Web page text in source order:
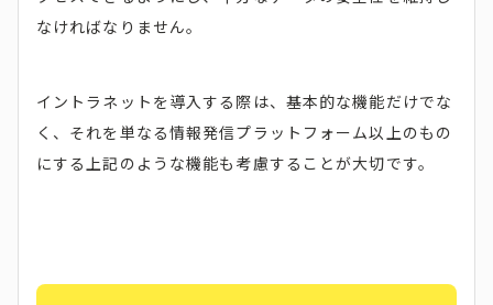
なければなりません。
イントラネットを導入する際は、基本的な機能だけでな
く、それを単なる情報発信プラットフォーム以上のもの
にする上記のような機能も考慮することが大切です。